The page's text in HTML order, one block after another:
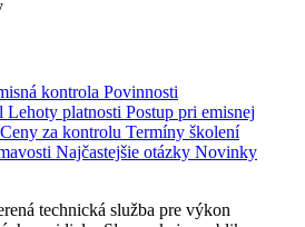
kontrola Povinnosti
Lehoty platnosti Postup pri emisnej
Ceny za kontrolu Termíny školení
Najčastejšie otázky Novinky
technická služba pre výkon